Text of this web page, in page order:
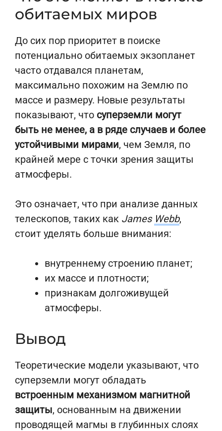
обитаемых миров
До сих пор приоритет в поиске
потенциально обитаемых экзопланет
часто отдавался планетам,
максимально похожим на Землю по
массе и размеру. Новые результаты
показывают, что суперземли могут
быть не менее, а в ряде случаев и более
устойчивыми мирами, чем Земля, по
крайней мере с точки зрения защиты
атмосферы.
Это означает, что при анализе данных
телескопов, таких как James Webb,
стоит уделять больше внимания:
внутреннему строению планет;
их массе и плотности;
признакам долгоживущей
атмосферы.
Вывод
Теоретические модели указывают, что
суперземли могут обладать
встроенным механизмом магнитной
защиты, основанным на движении
проводящей магмы в глубинных слоях